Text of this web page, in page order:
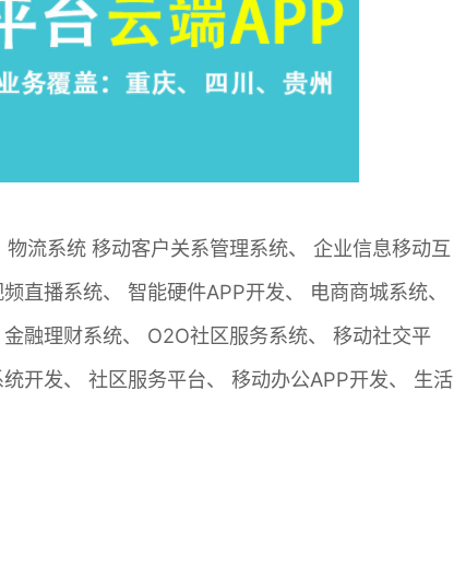
流系统 移动客户关系管理系统、 企业信息移动互
直播系统、 智能硬件APP开发、 电商商城系统、
融理财系统、 O2O社区服务系统、 移动社交平
开发、 社区服务平台、 移动办公APP开发、 生活